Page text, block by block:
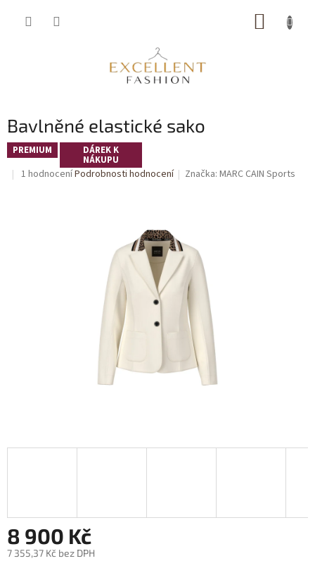
Bavlněné elastické sako
PREMIUM DÁREK K
NÁKUPU
Průměrné
1 hodnoceníPodrobnosti hodnocení Značka:MARC CAIN Sports
8 900 Kč
7 355,37 Kč bez DPH